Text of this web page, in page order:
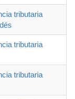
tributaria
tributaria
tributaria